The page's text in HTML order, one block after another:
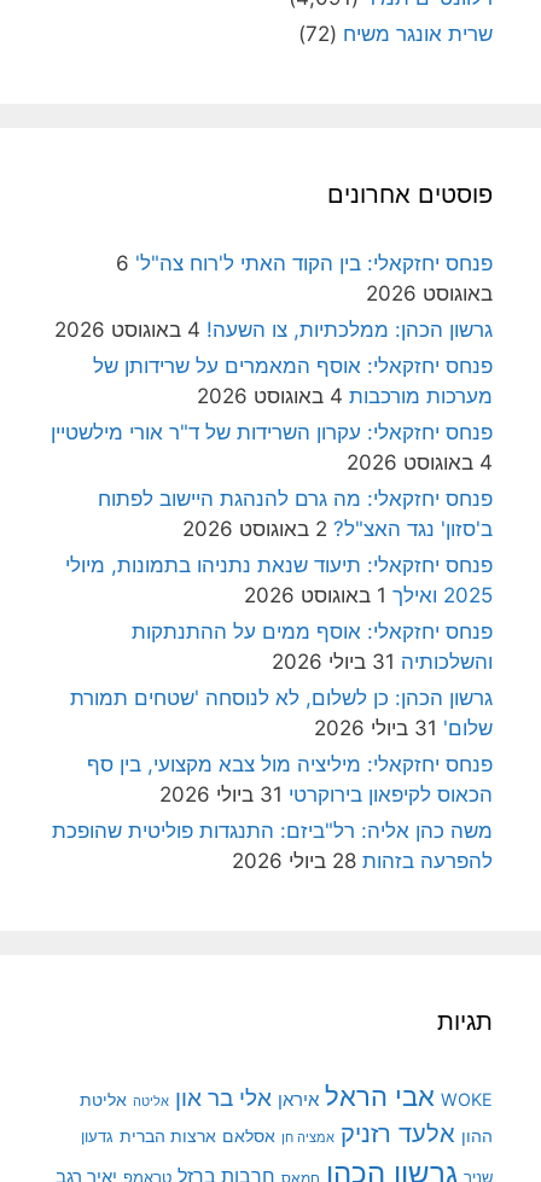
שרית אונגר משיח (72)
פוסטים אחרונים
פנחס יחזקאלי: בין הקוד האתי ל'רוח צה"ל' 6
באוגוסט 2026
גרשון הכהן: ממלכתיות, צו השעה! 4 באוגוסט 2026
פנחס יחזקאלי: אוסף המאמרים על שרידותן של
מערכות מורכבות 4 באוגוסט 2026
פנחס יחזקאלי: עקרון השרידות של ד"ר אורי מילשטיין
4 באוגוסט 2026
פנחס יחזקאלי: מה גרם להנהגת היישוב לפתוח
ב'סזון' נגד האצ"ל? 2 באוגוסט 2026
פנחס יחזקאלי: תיעוד שנאת נתניהו בתמונות, מיולי
2025 ואילך
1 באוגוסט 2026
פנחס יחזקאלי: אוסף ממים על ההתנתקות
והשלכותיה 31 ביולי 2026
גרשון הכהן: כן לשלום, לא לנוסחה 'שטחים תמורת
שלום' 31 ביולי 2026
פנחס יחזקאלי: מיליציה מול צבא מקצועי, בין סף
הכאוס לקיפאון בירוקרטי 31 ביולי 2026
משה כהן אליה: רל"ביזם: התנגדות פוליטית שהופכת
להפרעה בזהות 28 ביולי 2026
תגיות
WOKE אבי הראל איראן אלי בר און אליטה אליטת
ההון אלעד רזניק אמציה חן אסלאם ארצות הברית גדעון
שניר גרשון הכהן חמאס חרבות ברזל טראמפ יאיר רגב